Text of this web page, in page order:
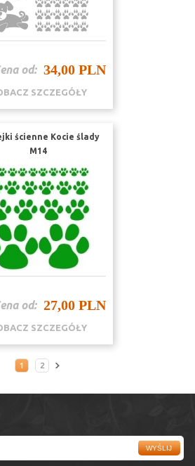
od: 34,00 PLN
SZCZEGÓŁY
ścienne Kocie ślady
M14
od: 27,00 PLN
SZCZEGÓŁY
1 2